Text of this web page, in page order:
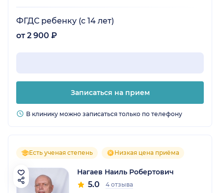
ФГДС ребенку (с 14 лет)
от 2 900 ₽
Записаться на прием
В клинику можно записаться только по телефону
Есть ученая степень Низкая цена приёма
Нагаев Наиль Робертович
5.0 4 отзыва